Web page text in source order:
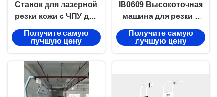
Станок для лазерной
резки кожи с ЧПУ для
обувных фабрик
Получите самую
лучшую цену
IB0609 Высокоточная
машина для резки с
ЧПУ с площадью
резки 600*900 мм и
Получите самую
лучшую цену